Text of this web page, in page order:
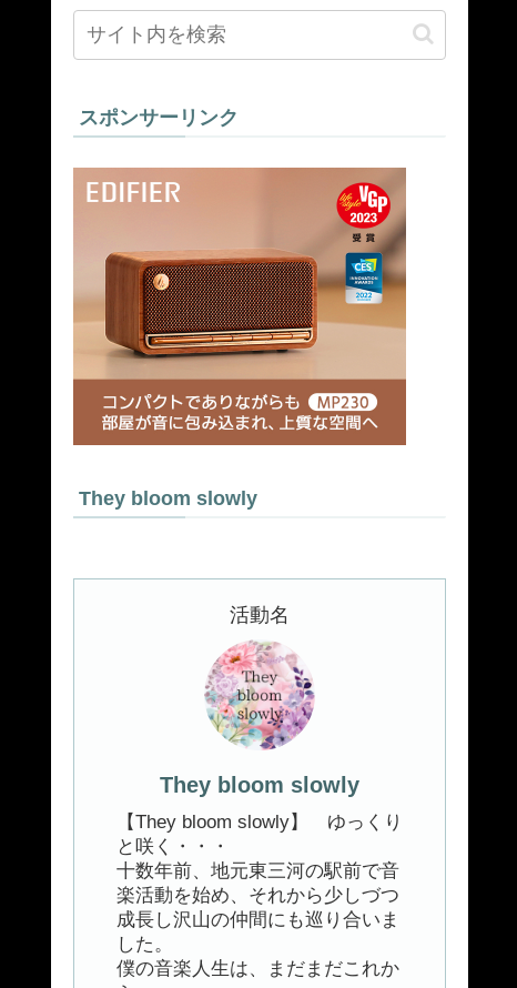
スポンサーリンク
They bloom slowly
活動名
They bloom slowly
【They bloom slowly】 ゆっくり
と咲く・・・
十数年前、地元東三河の駅前で音
楽活動を始め、それから少しづつ
成長し沢山の仲間にも巡り合いま
した。
僕の音楽人生は、まだまだこれか